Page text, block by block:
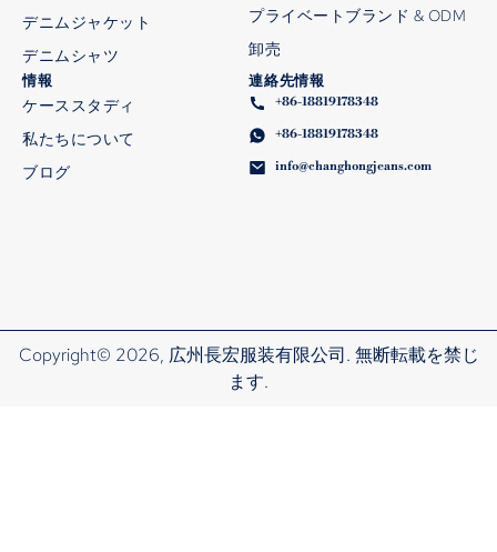
デニムジャケット
デニムシャツ
プライベートブランド & ODM
卸売
情報
ケーススタディ
私たちについて
ブログ
連絡先情報
+86-18819178348
+86-18819178348
info@changhongjeans.com
Copyright© 2026, 広州長宏服装有限公司. 無断転載を禁じ
ます.